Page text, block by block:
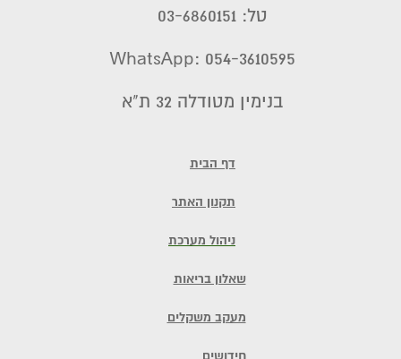
דף הבית
תקנון האתר
ניהול מערכת
שאלון בריאות
מעקב משקלים
חידושים
בנימין מטודלה 32 ת"א
טל: 03-6860151
WhatsApp: 054-3610595